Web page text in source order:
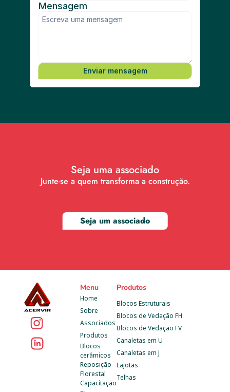
Menu
Home
Sobre
Associados
Produtos
Blocos
cerâmicos
Reposição
Florestal
Capacitação
Produtos
Blocos Estruturais
Blocos de Vedação FH
Blocos de Vedação FV
Canaletas em U
Canaletas em J
Lajotas
Telhas
Mensagem
Enviar mensagem
Seja uma associado
Junte-se a quem transforma a construção.
Seja um associado